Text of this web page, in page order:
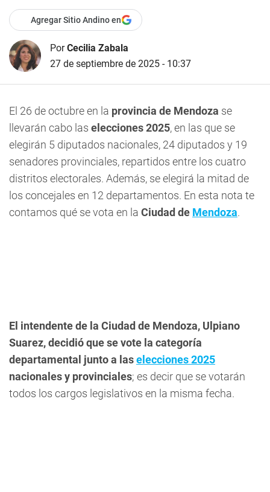
Agregar Sitio Andino en
PorCecilia Zabala
27 de septiembre de 2025 - 10:37
El 26 de octubre en la provincia de Mendoza se
llevarán cabo las elecciones 2025, en las que se
elegirán 5 diputados nacionales, 24 diputados y 19
senadores provinciales, repartidos entre los cuatro
distritos electorales. Además, se elegirá la mitad de
los concejales en 12 departamentos. En esta nota te
contamos qué se vota en la Ciudad de Mendoza.
El intendente de la Ciudad de Mendoza, Ulpiano
Suarez, decidió que se vote la categoría
departamental junto a laselecciones 2025
nacionales y provinciales; es decir que se votarán
todos los cargos legislativos en la misma fecha.